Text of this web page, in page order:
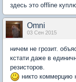
здесь это offline
Omni
03 Сен 2015
ничем не грозит.
кстати даже в
резисторов.
никто коммерцию